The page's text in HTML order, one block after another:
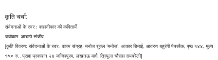
कृति चर्चा:
संवेदनाओं के स्वर : कहानीकार की कवितायेँ
चर्चाकार: आचार्य संजीव
[कृति विवरण: संवेदनाओं के स्वर, काव्य संग्रह, मनोज शुक्ल 'मनोज', आकार डिमाई, आवरण बहुरंगी पेपरबैक, पृष्ठ १४४, मूल्य
१५० रु., प्रज्ञा प्रकाशन २४ जग्दिश्पुरम, लखनऊ मार्ग, त्रिपुला चौराहा रायबरेली]